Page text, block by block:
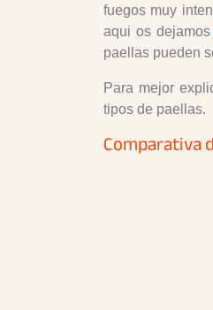
fuegos muy
aqui os dejamos
paellas pueden
Para mejor
tipos de paellas.
Comparativa